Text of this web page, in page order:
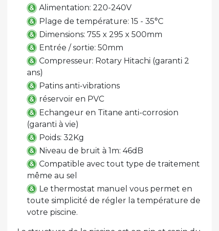
Alimentation: 220-240V
Plage de température: 15 - 35°C
Dimensions: 755 x 295 x 500mm
Entrée / sortie: 50mm
Compresseur: Rotary Hitachi (garanti 2
ans)
Patins anti-vibrations
réservoir en PVC
Echangeur en Titane anti-corrosion
(garanti à vie)
Poids: 32Kg
Niveau de bruit à 1m: 46dB
Compatible avec tout type de traitement
même au sel
Le thermostat manuel vous permet en
toute simplicité de régler la température de
votre piscine.